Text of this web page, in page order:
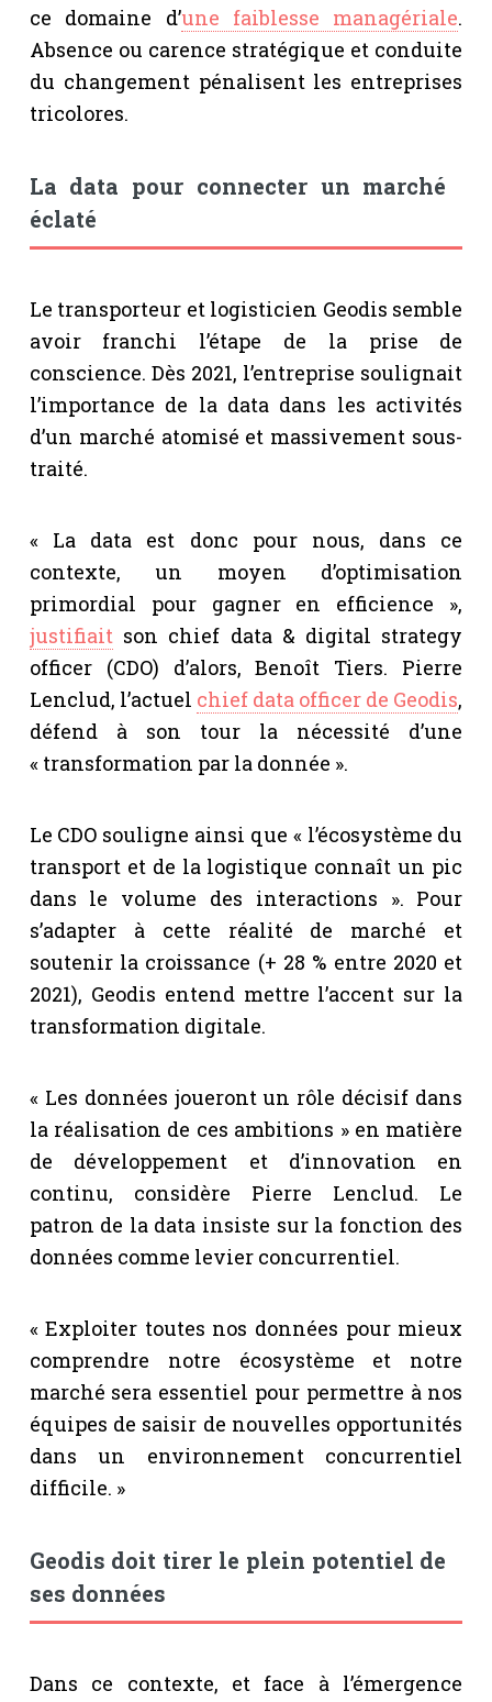
ce domaine d’une faiblesse managériale.
Absence ou carence stratégique et conduite
du changement pénalisent les entreprises
tricolores.
La data pour connecter un marché
éclaté
Le transporteur et logisticien Geodis semble
avoir franchi l’étape de la prise de
conscience. Dès 2021, l’entreprise soulignait
l’importance de la data dans les activités
d’un marché atomisé et massivement sous-
traité.
« La data est donc pour nous, dans ce
contexte, un moyen d’optimisation
primordial pour gagner en efficience »,
justifiaitson chief data & digital strategy
officer (CDO) d’alors, Benoît Tiers. Pierre
Lenclud, l’actuel chief data officer de Geodis,
défend à son tour la nécessité d’une
« transformation par la donnée ».
Le CDO souligne ainsi que « l’écosystème du
transport et de la logistique connaît un pic
dans le volume des interactions ». Pour
s’adapter à cette réalité de marché et
soutenir la croissance (+ 28 % entre 2020 et
2021), Geodis entend mettre l’accent sur la
transformation digitale.
« Les données joueront un rôle décisif dans
la réalisation de ces ambitions » en matière
de développement et d’innovation en
continu, considère Pierre Lenclud. Le
patron de la data insiste sur la fonction des
données comme levier concurrentiel.
« Exploiter toutes nos données pour mieux
comprendre notre écosystème et notre
marché sera essentiel pour permettre à nos
équipes de saisir de nouvelles opportunités
dans un environnement concurrentiel
difficile. »
Geodis doit tirer le plein potentiel de
ses données
Dans ce contexte, et face à l’émergence